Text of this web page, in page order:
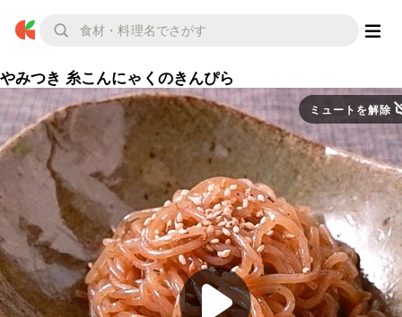
やみつき 糸こんにゃくのきんぴら
ミュートを解除